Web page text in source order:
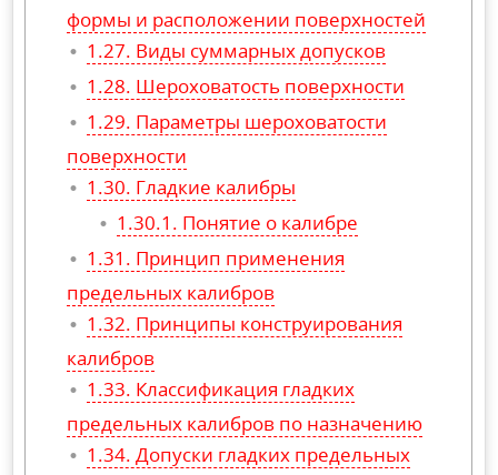
формы и расположении поверхностей
Виды суммарных допусков
Шероховатость поверхности
Параметры шероховатости
поверхности
Гладкие калибры
Понятие о калибре
Принцип применения
предельных калибров
Принципы конструирования
калибров
Классификация гладких
предельных калибров по назначению
Допуски гладких предельных